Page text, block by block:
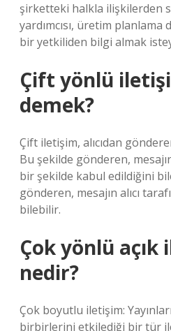
şirketteki halkla ilişkilerden
yardımcısı, üretim planlama
bir yetkiliden bilgi almak
Çift yönlü
demek?
Çift iletişim, alıcıdan
Bu şekilde gönderen,
bir şekilde kabul edildiğini
gönderen, mesajın alıcı
bilebilir.
Çok yönlü açık
nedir?
Çok boyutlu iletişim:
birbirlerini etkilediği bir tür